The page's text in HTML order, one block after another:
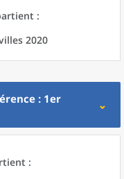
:
2020
: 1er
: